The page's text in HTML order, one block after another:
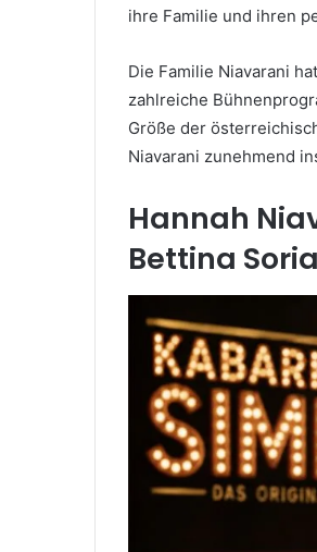
ihre Familie und ihren
Die Familie Niavarani
zahlreiche
Größe der
Niavarani zunehmend
Hannah
Bettina